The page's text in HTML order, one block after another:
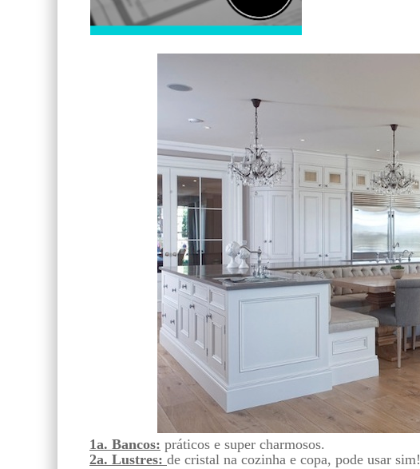
1a. Bancos: práticos e super charmosos.
2a. Lustres: de cristal na cozinha e copa, pode usar sim!